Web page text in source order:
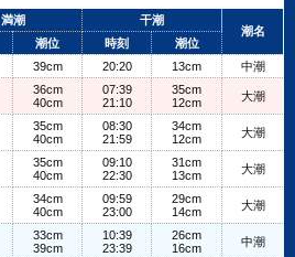
満潮
干潮
潮名
潮位 時刻
潮位
39cm 20:20 13cm 中潮
36cm
40cm
07:39
21:10
35cm
12cm
大潮
35cm
40cm
08:30
21:59
34cm
12cm
大潮
35cm
40cm
09:10
22:30
31cm
13cm
大潮
34cm
40cm
09:59
23:00
29cm
14cm
大潮
33cm
39cm
10:39
23:39
26cm
16cm
中潮